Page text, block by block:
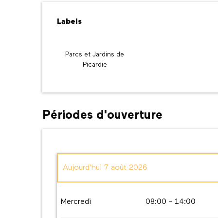
Offres de
Labels
Labels
Parcs et Jardins de
Picardie
Périodes d'ouverture
Aujourd'hui 7 août 2026
Mercredi 08:00 - 14:00